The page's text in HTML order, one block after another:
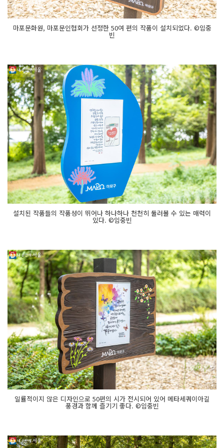
마포문화원, 마포문인협회가 선정한 50여 편의 작품이 설치되었다. ©임중
빈
설치된 작품들의 작품성이 뛰어나 하나하나 천천히 둘러볼 수 있는 매력이
있다. ©임중빈
일률적이지 않은 디자인으로 50편의 시가 전시되어 있어 메타세쿼이아길
풍경과 함께 즐기기 좋다. ©임중빈